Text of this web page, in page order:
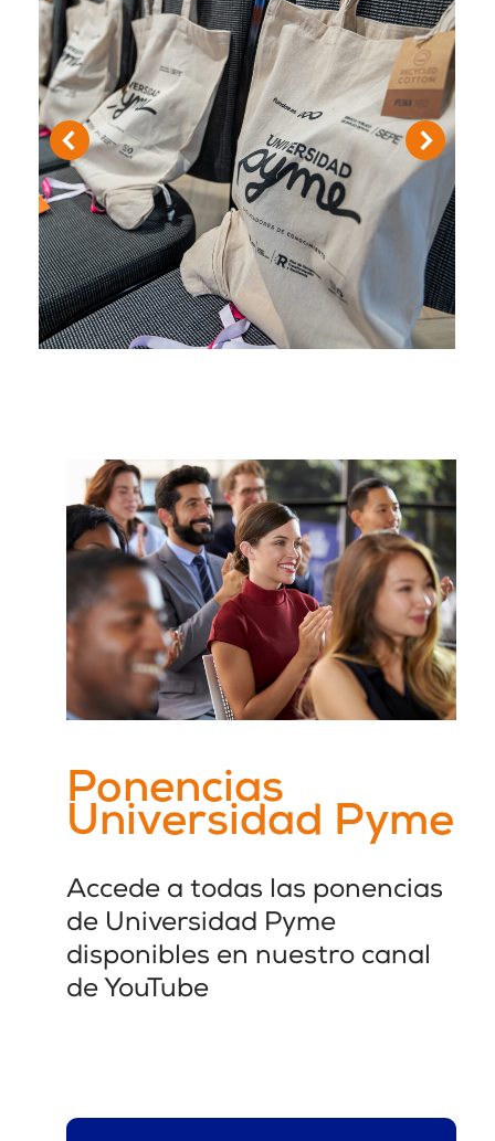
Ponencias
Universidad Pyme
Accede a todas las ponencias
de Universidad Pyme
disponibles en nuestro canal
de YouTube